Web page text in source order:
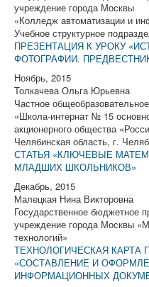
учреждение города Москвы
«Колледж автоматизации и
Учебное структурное
ПРЕЗЕНТАЦИЯ К УРОКУ
ФОТОГРАФИИ.
Ноябрь, 2015
Толкачева Ольга Юрьевна
Частное
«Школа-интернат № 15
акционерного общества
Челябинская область, г.
СТАТЬЯ «КЛЮЧЕВЫЕ
МЛАДШИХ ШКОЛЬНИКОВ»
Декабрь, 2015
Малецкая Нина Викторовна
Государственное бюджетное
учреждение города Москвы
технологий»
ТЕХНОЛОГИЧЕСКАЯ КАРТА
«СОСТАВЛЕНИЕ И
ИНФОРМАЦИОННЫХ